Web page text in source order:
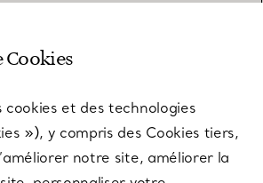
Cookies
cookies et des technologies
»), y compris des Cookies tiers,
notre site, améliorer la